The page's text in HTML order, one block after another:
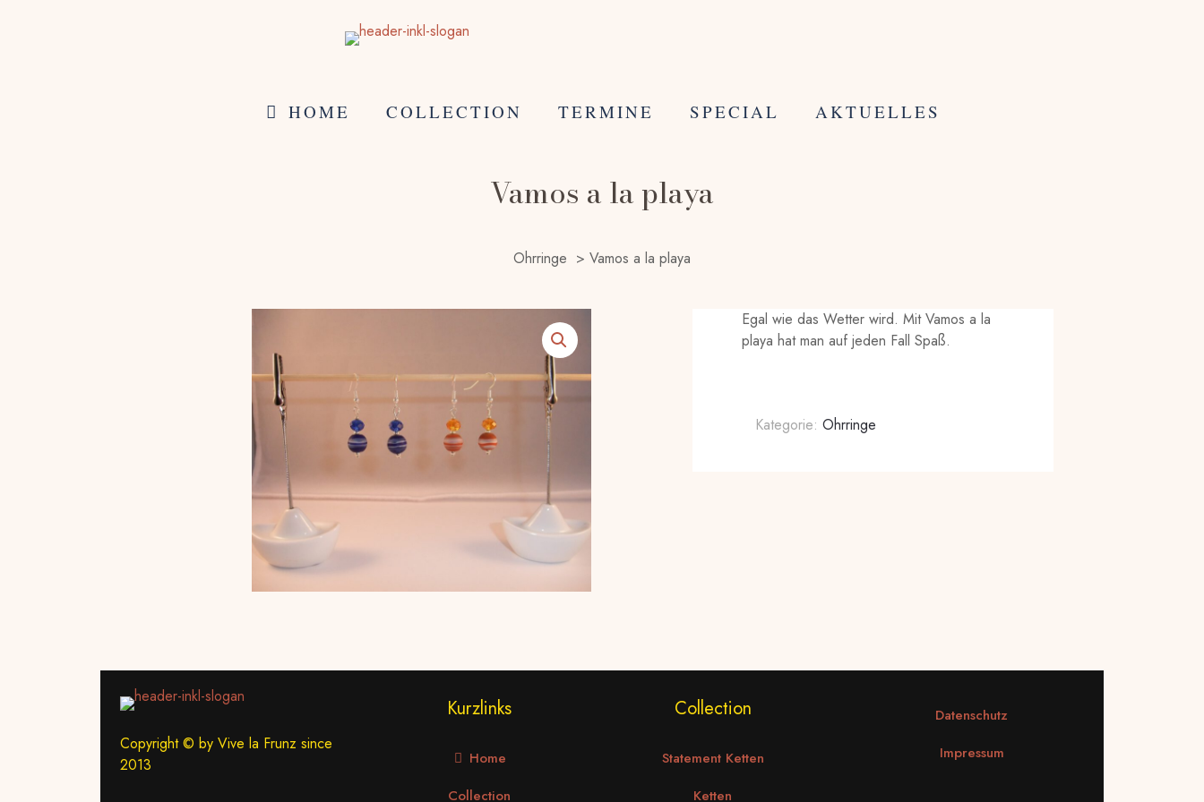
HOME COLLECTION TERMINE SPECIAL AKTUELLES
Vamos a la playa
Ohrringe > Vamos a la playa
Egal wie das Wetter wird. Mit Vamos a la
playa hat man auf jeden Fall Spaß.
Kategorie: Ohrringe
Copyright © by Vive la Frunz since
2013
Kurzlinks
Home
Collection
Collection
Statement Ketten
Ketten
Datenschutz
Impressum